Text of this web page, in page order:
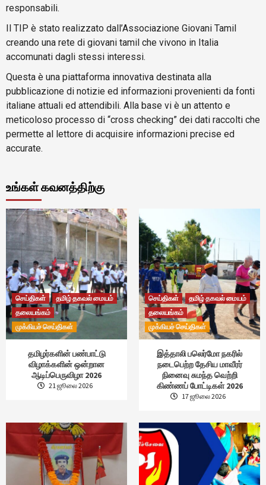
responsabili.
Il TIP è stato realizzato dall’Associazione Giovani Tamil
creando una rete di giovani tamil che vivono in Italia
accomunati dagli stessi interessi.
Questa è una piattaforma innovativa destinata alla
pubblicazione di notizie ed informazioni provenienti da fonti
italiane attuali ed attendibili. Alla base vi è un attento e
meticoloso processo di “cross checking” dei dati raccolti che
permette al lettore di acquisire informazioni precise ed
accurate.
உங்கள் கவனத்திற்கு
செய்திகள்
தமிழ் தகவல் மையம்
தலையங்கம்
முக்கியச் செய்திகள்
தமிழர்களின் பண்பாட்டு
விழாக்களின் ஒன்றான
ஆடிப்பெருவிழா 2026
21 ஜூலை 2026
செய்திகள்
தமிழ் தகவல் மையம்
தலையங்கம்
முக்கியச் செய்திகள்
இத்தாலி பலெர்மோ நகரில்
நடைபெற்ற தேசிய மாவீரர்
நினைவு சுமந்த வெற்றி
கிண்ணப் போட்டிகள் 2026
17 ஜூலை 2026